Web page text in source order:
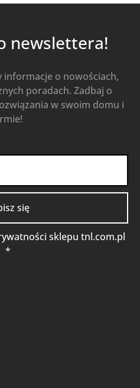
newslettera!
o nowościach,
poradach. Zadbaj o
w swoim domu i
sklepu tnl.com.pl
*